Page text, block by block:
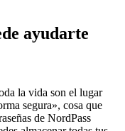
ayudarte
la vida son el lugar
segura», cosa que
de NordPass